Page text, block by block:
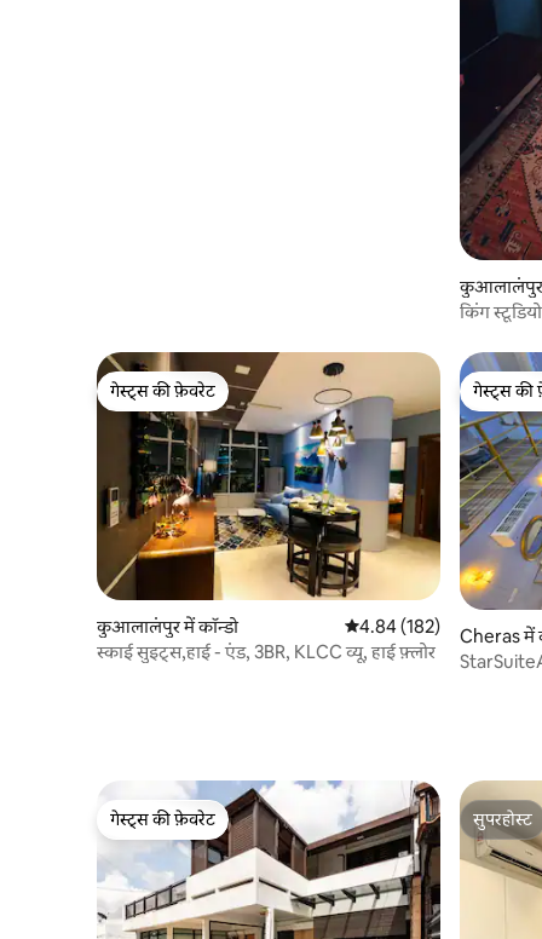
कुआलालंपुर
किंग
गेस्ट्स की फ़ेवरेट
गेस्ट्स की फ़ेवरेट
कुआलालंपुर में कॉन्डो औसत रेटिंग 5 में से 4.84, 182
4.84 (182)
स्काई सुइट्स,हाई - एंड, 3BR, KLCC व्यू, हाई फ़्लोर
गेस्ट्स की
गेस्ट्स की
Cheras में
गेस्ट्स की फ़ेवरेट
गेस्ट्स की फ़ेवरेट
सुपरहोस्ट
सुपरहोस्ट